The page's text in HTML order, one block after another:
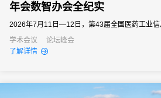
年会数智办会全纪实
2026年7月11日—12日，第43届全国医药工业
京・昌平生命科学论坛落地北京昌平石油科技交
京市经信局、北京市药监局、昌平区政府等多部
学术会议
论坛峰会
了解详情